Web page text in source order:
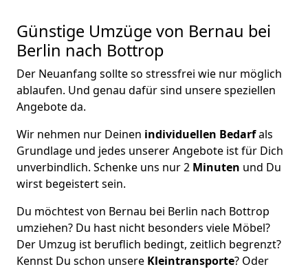
Günstige Umzüge von Bernau bei
Berlin nach Bottrop
Der Neuanfang sollte so stressfrei wie nur möglich
ablaufen. Und genau dafür sind unsere speziellen
Angebote da.
Wir nehmen nur Deinen individuellen Bedarfals
Grundlage und jedes unserer Angebote ist für Dich
unverbindlich. Schenke uns nur 2 Minuten und Du
wirst begeistert sein.
Du möchtest von Bernau bei Berlin nach Bottrop
umziehen? Du hast nicht besonders viele Möbel?
Der Umzug ist beruflich bedingt, zeitlich begrenzt?
Kennst Du schon unsere Kleintransporte? Oder